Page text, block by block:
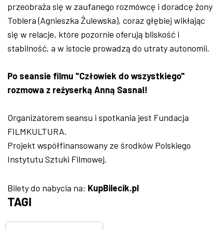
przeobraża się w zaufanego rozmówcę i doradcę żony
Toblera (Agnieszka Żulewska), coraz głębiej wikłając
się w relacje, które pozornie oferują bliskość i
stabilność, a w istocie prowadzą do utraty autonomii.
Po seansie filmu "Człowiek do wszystkiego"
rozmowa z reżyserką Anną Sasnal!
Organizatorem seansu i spotkania jest Fundacja
FILMKULTURA.
Projekt współfinansowany ze środków Polskiego
Instytutu Sztuki Filmowej.
Bilety do nabycia na: KupBilecik.pl
TAGI